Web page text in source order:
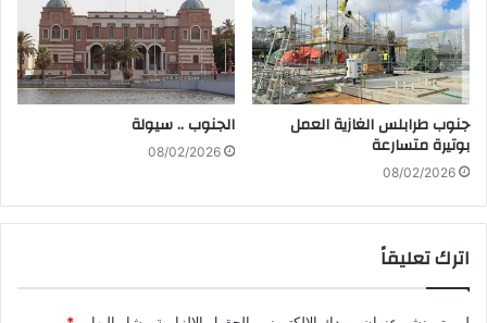
جنوب طرابلس الغازية العمل
بوتيرة متسارعة
08/02/2026
الجنوب .. سيولة
08/02/2026
اترك تعليقاً